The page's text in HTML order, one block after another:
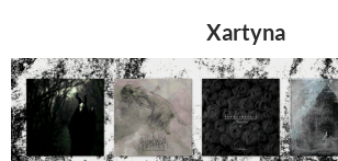
Xartyna